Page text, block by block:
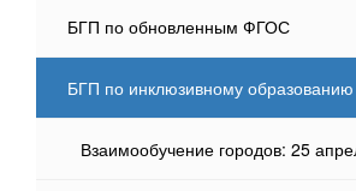
БГП по обновленным ФГОС
БГП по инклюзивному образованию
Взаимообучение городов: 25